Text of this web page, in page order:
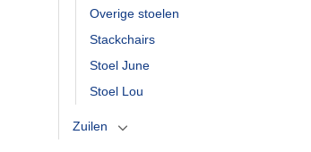
Overige stoelen
Stackchairs
Stoel June
Stoel Lou
Zuilen